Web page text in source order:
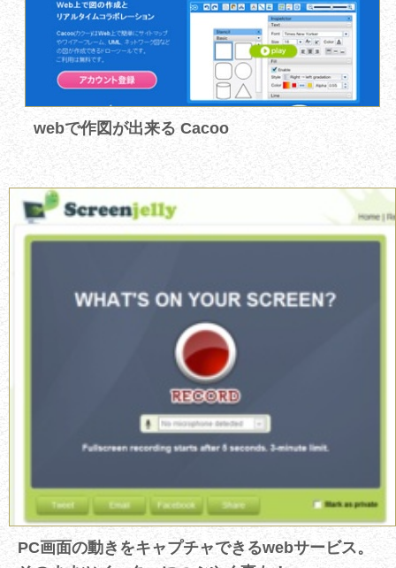
webで作図が出来る Cacoo
PC画面の動きをキャプチャできるwebサービス。